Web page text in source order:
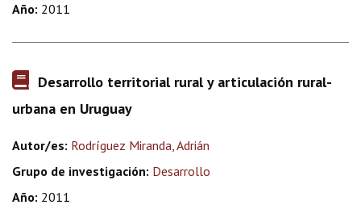
Año: 2011
Desarrollo territorial rural y articulación rural-
urbana en Uruguay
Autor/es: Rodríguez Miranda, Adrián
Grupo de investigación: Desarrollo
Año: 2011